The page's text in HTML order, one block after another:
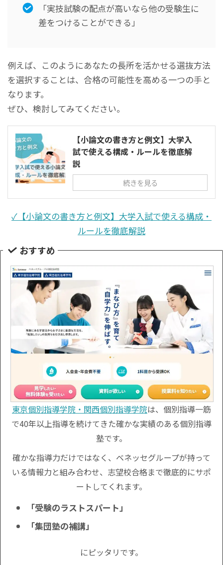
「実技試験の配点が高いなら他の受験生に
差をつけることができる」
例えば、このようにあなたの長所を活かせる選抜方法
を選択することは、合格の可能性を高める一つの手と
なります。
ぜひ、検討してみてください。
【小論文の書き方と例文】大学入
試で使える構成・ルールを徹底解
説
続きを見る
✓【小論文の書き方と例文】大学入試で使える構成・
ルールを徹底解説
おすすめ
東京個別指導学院・関西個別指導学院は、個別指導一筋
で40年以上指導を続けてきた確かな実績のある個別指導
塾です。
確かな指導力だけではなく、ベネッセグループが持って
いる情報力と組み合わせ、志望校合格まで徹底的にサポ
ートしてくれます。
「受験のラストスパート」
「集団塾の補講」
にピッタリです。